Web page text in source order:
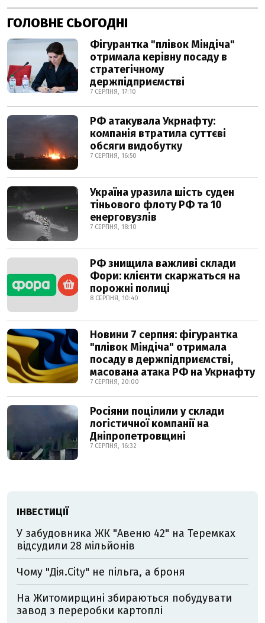
ГОЛОВНЕ СЬОГОДНІ
Фігурантка "плівок Міндіча"
отримала керівну посаду в
стратегічному
держпідприємстві
7 СЕРПНЯ, 17:10
РФ атакувала Укрнафту:
компанія втратила суттєві
обсяги видобутку
7 СЕРПНЯ, 16:50
Україна уразила шість суден
тіньового флоту РФ та 10
енерговузлів
7 СЕРПНЯ, 18:10
РФ знищила важливі склади
Фори: клієнти скаржаться на
порожні полиці
8 СЕРПНЯ, 10:40
Новини 7 серпня: фігурантка
"плівок Міндіча" отримала
посаду в держпідприємстві,
масована атака РФ на Укрнафту
7 СЕРПНЯ, 20:00
Росіяни поцілили у склади
логістичної компанії на
Дніпропетровщині
7 СЕРПНЯ, 16:32
ІНВЕСТИЦІЇ
У забудовника ЖК "Авеню 42" на Теремках
відсудили 28 мільйонів
Чому "Дія.City" не пільга, а броня
На Житомирщині збираються побудувати
завод з переробки картоплі